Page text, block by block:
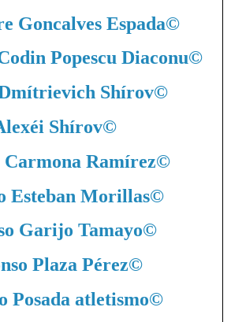
Goncalves Espada©
Popescu Diaconu©
Shírov©
Shírov©
Carmona Ramírez©
Esteban Morillas©
Garijo Tamayo©
Plaza Pérez©
Posada atletismo©